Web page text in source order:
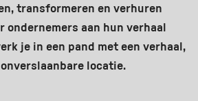
transformeren en verhuren
ondernemers aan hun verhaal
je in een pand met een verhaal,
locatie.